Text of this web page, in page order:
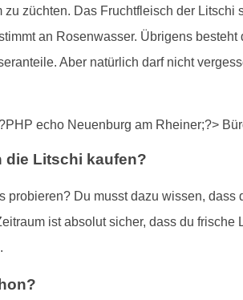
züchten. Das Fruchtfleisch der
an Rosenwasser. Übrigens
Aber natürlich darf nicht
die Litschi kaufen?
probieren? Du musst dazu wissen,
ist absolut sicher, dass du